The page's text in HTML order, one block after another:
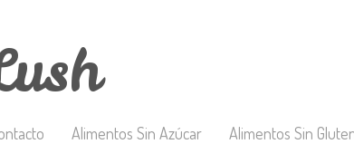
Alimentos Sin Azúcar Alimentos Sin